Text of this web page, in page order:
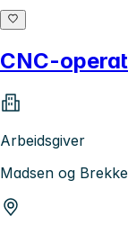
CNC-
Arbeidsgiver
Madsen og